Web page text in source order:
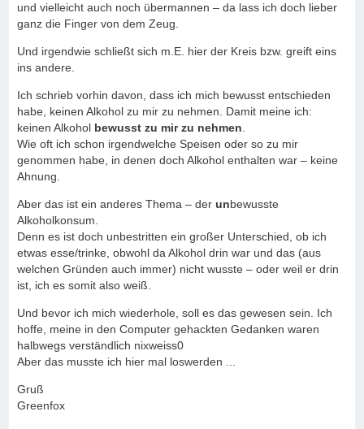
und vielleicht auch noch übermannen – da lass ich doch lieber
ganz die Finger von dem Zeug.
Und irgendwie schließt sich m.E. hier der Kreis bzw. greift eins
ins andere.
Ich schrieb vorhin davon, dass ich mich bewusst entschieden
habe, keinen Alkohol zu mir zu nehmen. Damit meine ich:
keinen Alkohol bewusst zu mir zu nehmen
Wie oft ich schon irgendwelche Speisen oder so zu mir
genommen habe, in denen doch Alkohol enthalten war – keine
Ahnung.
Aber das ist ein anderes Thema – der unbewusste
Alkoholkonsum.
Denn es ist doch unbestritten ein großer Unterschied, ob ich
etwas esse/trinke, obwohl da Alkohol drin war und das (aus
welchen Gründen auch immer) nicht wusste – oder weil er drin
ist, ich es somit also weiß.
Und bevor ich mich wiederhole, soll es das gewesen sein. Ich
hoffe, meine in den Computer gehackten Gedanken waren
halbwegs verständlich nixweiss0
Aber das musste ich hier mal loswerden ...
Gruß
Greenfox